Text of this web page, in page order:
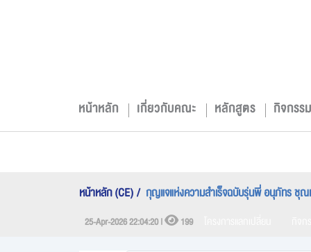
หน้าหลัก เกี่ยวกับคณะ หลักสูตร กิจกรร
หน้าหลัก (CE) กุญแจแห่งความสำเร็จฉบับรุ่นพี่ อนุภัทร ชุณ
25-Apr-2026 22:04:20 | 199